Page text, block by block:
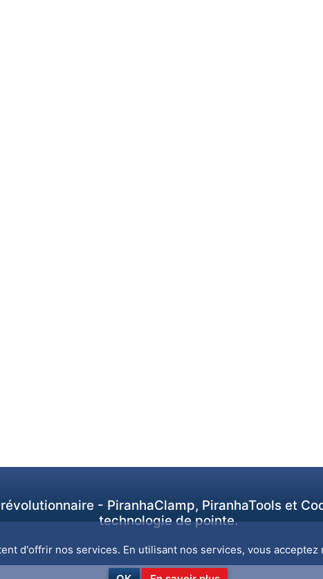
- PiranhaClamp, PiranhaTools et
technologie de pointe.
d'offrir nos services. En utilisant nos services, vous